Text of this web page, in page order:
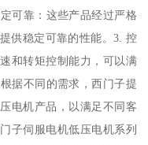
可靠：这些产品经过严格
供稳定可靠的性能。3. 控
和转矩控制能力，可以满
据不同的需求，西门子提
电机产品，以满足不同客
子伺服电机低压电机系列